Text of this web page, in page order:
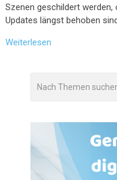
Szenen geschildert
Updates längst behoben
Weiterlesen